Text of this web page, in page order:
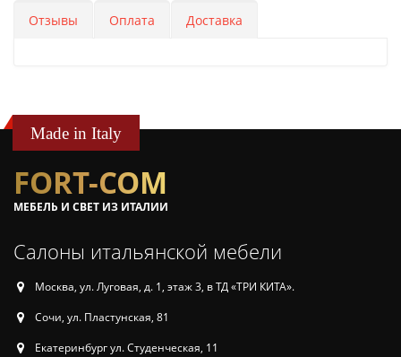
Отзывы Оплата Доставка
Made in Italy
FORT-COM
МЕБЕЛЬ И СВЕТ ИЗ ИТАЛИИ
Салоны итальянской мебели
Москва, ул. Луговая, д. 1, этаж 3, в ТД «ТРИ КИТА».
Сочи, ул. Пластунская, 81
Екатеринбург ул. Студенческая, 11